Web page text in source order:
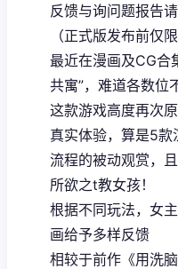
反馈与询问题报告
（正式版发布前仅
最近在漫画及CG合
共寓”，难道各数位
这款游戏高度再次
真实体验，算是5款
流程的被动观赏，
所欲之t教女孩！
根据不同玩法，女
画给予多样反馈
相较于前作《用洗